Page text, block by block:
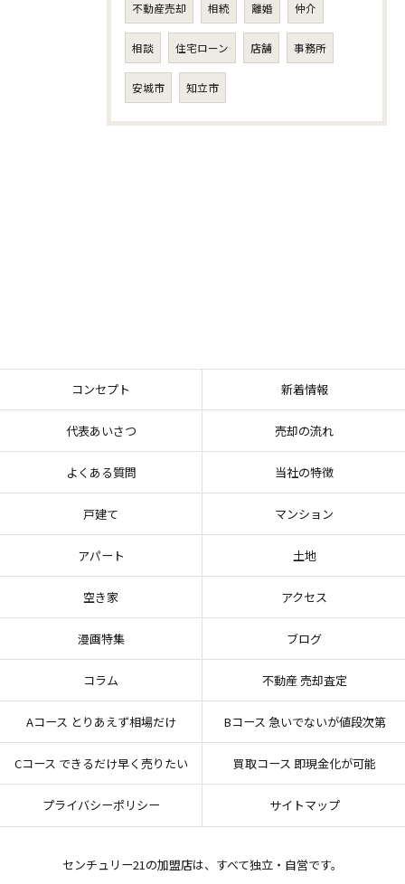
不動産売却 相続 離婚 仲介
相談 住宅ローン 店舗 事務所
安城市 知立市
コンセプト 新着情報
代表あいさつ 売却の流れ
よくある質問 当社の特徴
戸建て マンション
アパート 土地
空き家 アクセス
漫画特集 ブログ
コラム 不動産 売却査定
Aコース とりあえず相場だけ Bコース 急いでないが値段次第
Cコース できるだけ早く売りたい 買取コース 即現金化が可能
プライバシーポリシー サイトマップ
センチュリー21の加盟店は、すべて独立・自営です。